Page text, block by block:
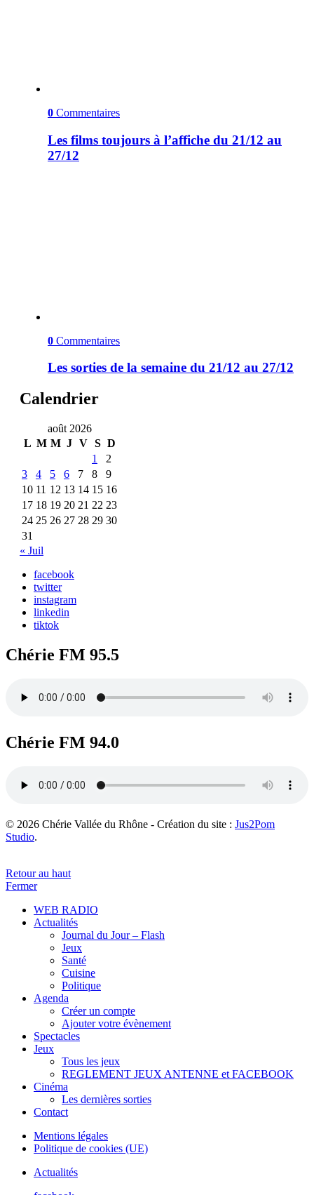
0 Commentaires
Les films toujours à l’affiche du 21/12 au
27/12
0 Commentaires
Les sorties de la semaine du 21/12 au 27/12
Calendrier
août 2026
L M M J V S D
1
2
3
4 5 6 7 8
9
10 11 12 13 14 15 16
17 18 19 20 21 22 23
24 25 26 27 28 29 30
31
« Juil
facebook
twitter
instagram
linkedin
tiktok
Chérie FM 95.5
Chérie FM 94.0
© 2026 Chérie Vallée du Rhône - Création du site : Jus2Pom
Studio.
Retour au haut
Fermer
WEB RADIO
Actualités
Journal du Jour – Flash
Jeux
Santé
Cuisine
Politique
Agenda
Créer un compte
Ajouter votre évènement
Spectacles
Jeux
Tous les jeux
REGLEMENT JEUX ANTENNE et FACEBOOK
Cinéma
Les dernières sorties
Contact
Mentions légales
Politique de cookies (UE)
Actualités